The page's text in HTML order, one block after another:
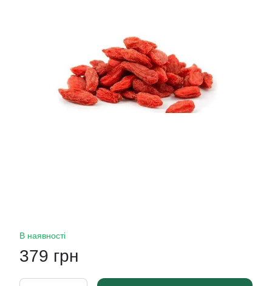
В наявності
379 грн